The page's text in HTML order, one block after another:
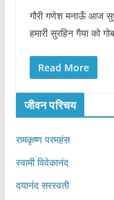
गौरी गणेश मनाऊँ आज
हमारी सुरहिन गैया को
Read More
जीवन परिचय
रामकृष्ण परमहंस
स्वामी विवेकानंद
दयानंद सरस्वती